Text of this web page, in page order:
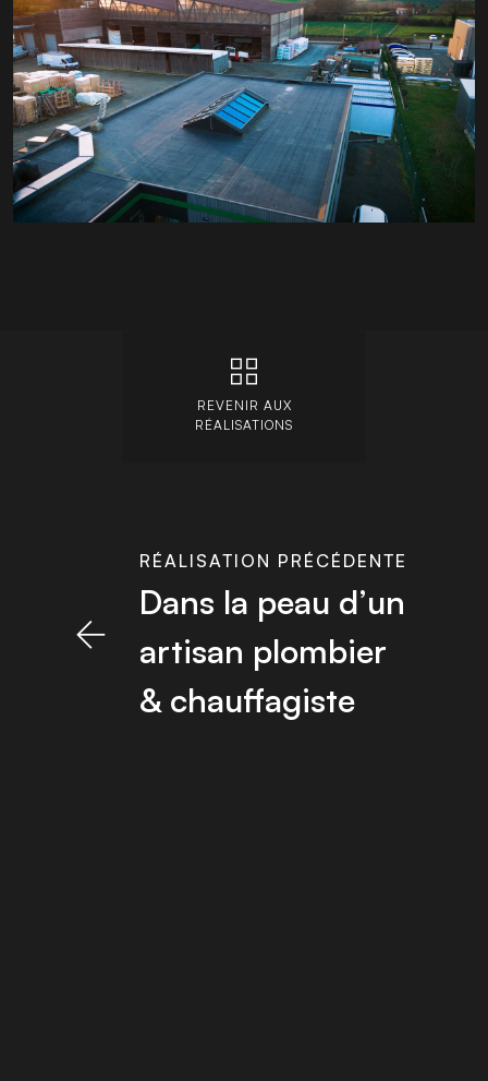
RÉALISATION PRÉCÉDENTE
Dans la peau d’un
artisan plombier
& chauffagiste
REVENIR AUX
RÉALISATIONS